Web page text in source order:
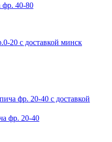
фр. 40-80
фр. 20-40